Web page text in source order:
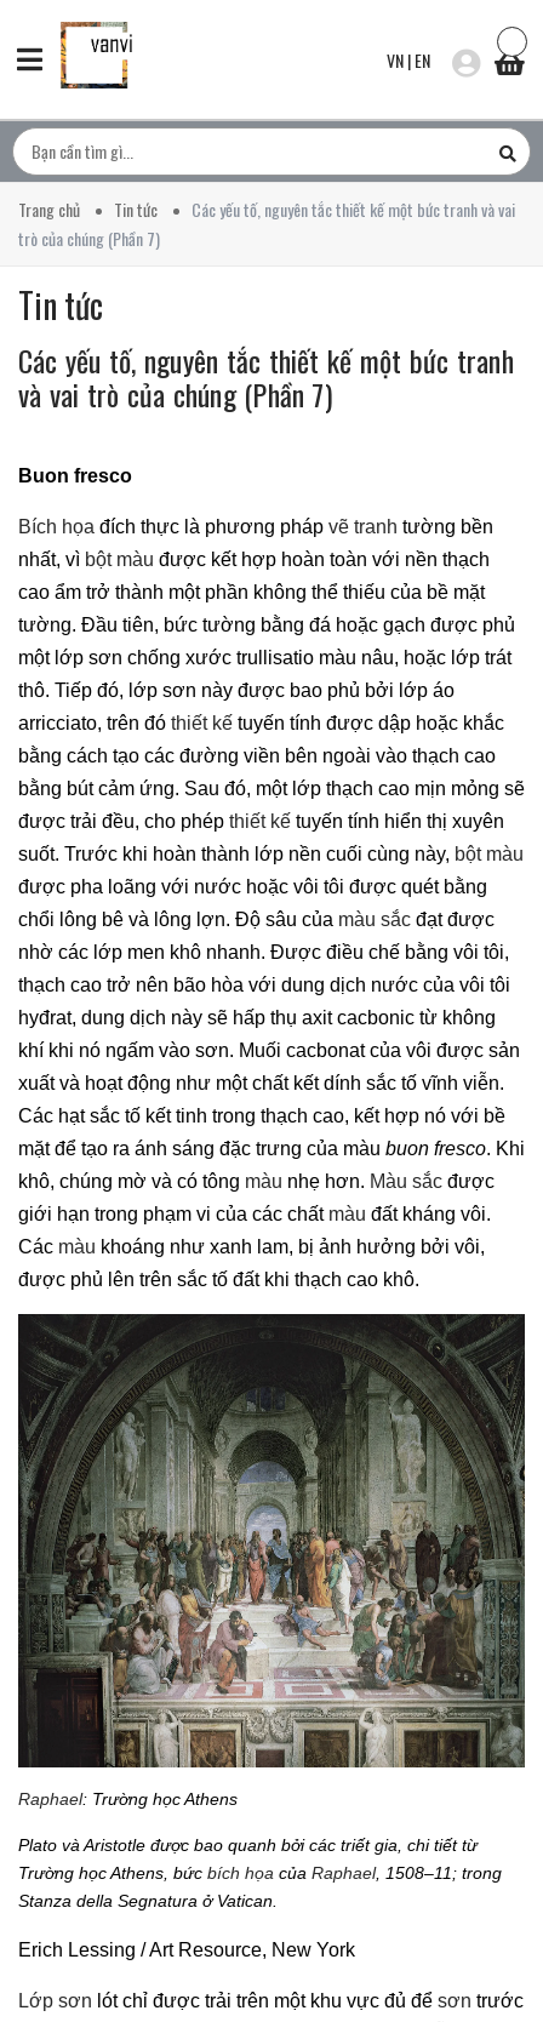
VN|EN
Trang chủ Tin tức
Các yếu tố, nguyên tắc thiết kế một bức tranh và vai
trò của chúng (Phần 7)
Tin tức
Các yếu tố, nguyên tắc thiết kế một bức tranh
và vai trò của chúng (Phần 7)
Buon fresco
Bích họa đích thực là phương pháp vẽ tranh tường bền
nhất, vì bột màu được kết hợp hoàn toàn với nền thạch
cao ẩm trở thành một phần không thể thiếu của bề mặt
tường. Đầu tiên, bức tường bằng đá hoặc gạch được phủ
một lớp sơn chống xước trullisatio màu nâu, hoặc lớp trát
thô. Tiếp đó, lớp sơn này được bao phủ bởi lớp áo
arricciato, trên đó thiết kế tuyến tính được dập hoặc khắc
bằng cách tạo các đường viền bên ngoài vào thạch cao
bằng bút cảm ứng. Sau đó, một lớp thạch cao mịn mỏng sẽ
được trải đều, cho phép thiết kế tuyến tính hiển thị xuyên
suốt. Trước khi hoàn thành lớp nền cuối cùng này, bột màu
được pha loãng với nước hoặc vôi tôi được quét bằng
chổi lông bê và lông lợn. Độ sâu của màu sắc đạt được
nhờ các lớp men khô nhanh. Được điều chế bằng vôi tôi,
thạch cao trở nên bão hòa với dung dịch nước của vôi tôi
hyđrat, dung dịch này sẽ hấp thụ axit cacbonic từ không
khí khi nó ngấm vào sơn. Muối cacbonat của vôi được sản
xuất và hoạt động như một chất kết dính sắc tố vĩnh viễn.
Các hạt sắc tố kết tinh trong thạch cao, kết hợp nó với bề
mặt để tạo ra ánh sáng đặc trưng của màu buon fresco. Khi
khô, chúng mờ và có tông màu nhẹ hơn. Màu sắc được
giới hạn trong phạm vi của các chất màu đất kháng vôi.
Các màu khoáng như xanh lam, bị ảnh hưởng bởi vôi,
được phủ lên trên sắc tố đất khi thạch cao khô.
Raphael: Trường học Athens
Plato và Aristotle được bao quanh bởi các triết gia, chi tiết từ
Trường học Athens, bức bích họa của Raphael, 1508–11; trong
Stanza della Segnatura ở Vatican.
Erich Lessing / Art Resource, New York
Lớp sơn lót chỉ được trải trên một khu vực đủ để sơn trước